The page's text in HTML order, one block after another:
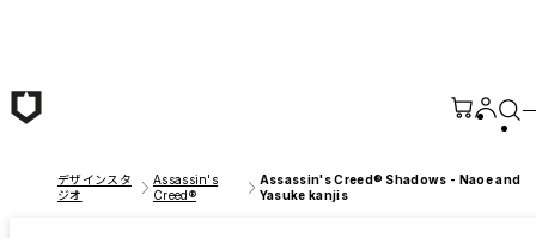
デザインスタ
ジオ
Assassin's
Creed®
Assassin's Creed® Shadows - Naoe and
Yasuke kanjis